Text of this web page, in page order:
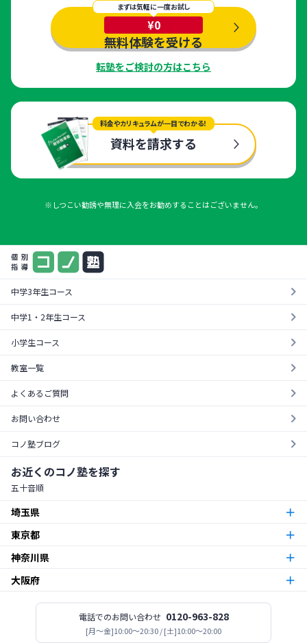
まずは気軽に一度お試し
¥0
無料体験を受ける
転塾をご検討の方はこちら
料金やカリキュラムが一目でわかる！
資料を請求する
※しつこい勧誘や無理に入会をお勧めすることはございません。
中学3年生コース
中学1・2年生コース
小学生コース
教室一覧
よくあるご質問
お問い合わせ
コノ塾ブログ
お近くのコノ塾を探す
五十音順
埼玉県
朝霞市
越谷市
志木校
東京都
東京23区
足立区
江戸川区 一之江校江戸川中央校小岩校平井校南篠崎校
神奈川県
厚木市
神木本町校新百合ヶ丘校中野島校南加瀬校武蔵新城校
小田急相模原校古淵校相模原校二本松校
大阪府
今福鶴見校北田辺校関目校西田辺校平野東校都島校
電話でのお問い合わせ 0120-963-828
[月〜金]10:00～20:30 / [土]10:00～20:00